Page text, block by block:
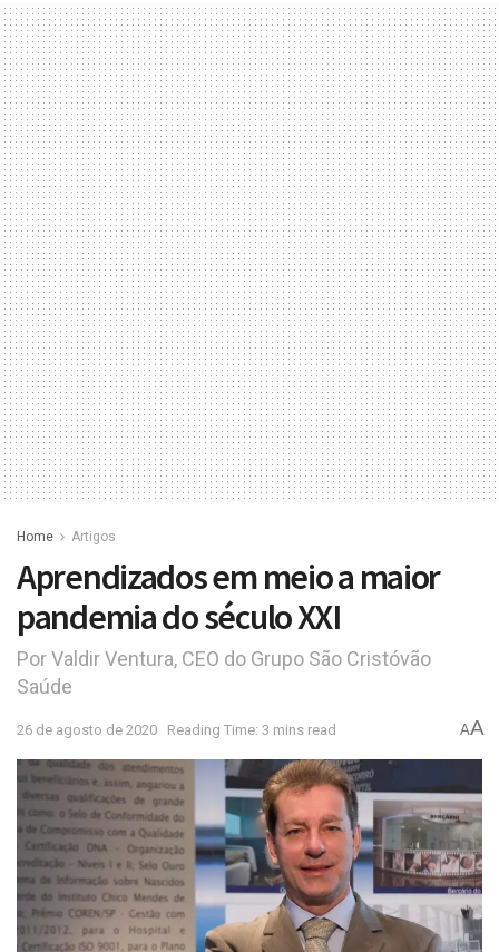
Home Artigos
Aprendizados em meio a maior
pandemia do século XXI
Por Valdir Ventura, CEO do Grupo São Cristóvão
Saúde
26 de agosto de 2020 Reading Time: 3 mins read AA